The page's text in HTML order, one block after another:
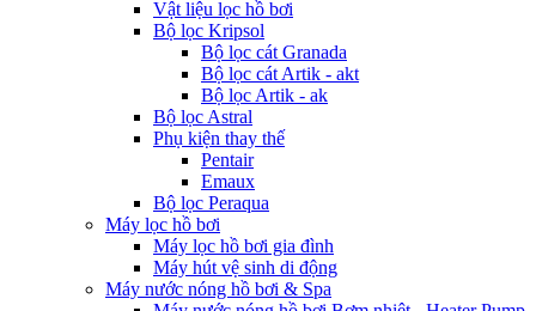
Vật liệu lọc hồ bơi
Bộ lọc Kripsol
Bộ lọc cát Granada
Bộ lọc cát Artik - akt
Bộ lọc Artik - ak
Bộ lọc Astral
Phụ kiện thay thế
Pentair
Emaux
Bộ lọc Peraqua
Máy lọc hồ bơi
Máy lọc hồ bơi gia đình
Máy hút vệ sinh di động
Máy nước nóng hồ bơi & Spa